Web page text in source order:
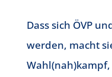
Dass sich ÖVP
werden, macht